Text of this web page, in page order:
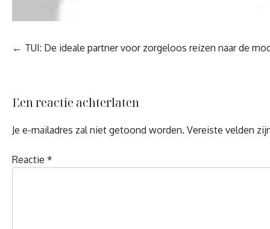
Berichtnavigatie
TUI: De ideale partner voor zorgeloos reizen naar de
Een reactie achterlaten
Je e-mailadres zal niet getoond worden. Vereiste velden
Reactie *